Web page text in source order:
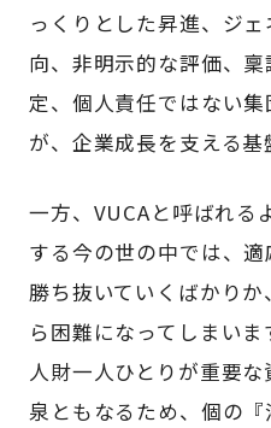
っくりとした昇進、ジ
向、非明示的な評価、
定、個人責任ではない
が、企業成長を支える基
一方、VUCAと呼ばれる
する今の世の中では、
勝ち抜いていくばかり
ら困難になってしまいま
人財一人ひとりが重要
泉ともなるため、個の